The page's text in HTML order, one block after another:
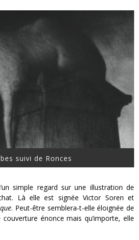
suivi de Ronces
simple regard sur une illustration de
Là elle est signée Victor Soren et
. Peut-être semblera-t-elle éloignée de
énonce mais qu’importe, elle